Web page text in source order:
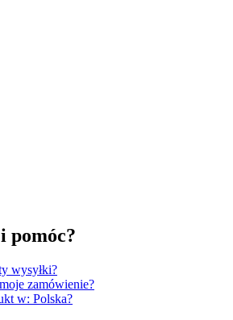
pomóc?
wysyłki?
zamówienie?
w: Polska?